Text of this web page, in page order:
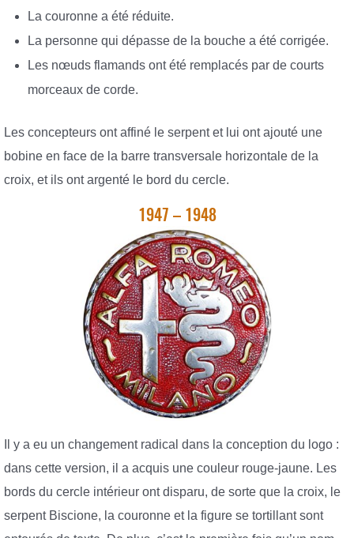
La couronne a été réduite.
La personne qui dépasse de la bouche a été corrigée.
Les nœuds flamands ont été remplacés par de courts
morceaux de corde.
Les concepteurs ont affiné le serpent et lui ont ajouté une
bobine en face de la barre transversale horizontale de la
croix, et ils ont argenté le bord du cercle.
1947 – 1948
Il y a eu un changement radical dans la conception du logo :
dans cette version, il a acquis une couleur rouge-jaune. Les
bords du cercle intérieur ont disparu, de sorte que la croix, le
serpent Biscione, la couronne et la figure se tortillant sont